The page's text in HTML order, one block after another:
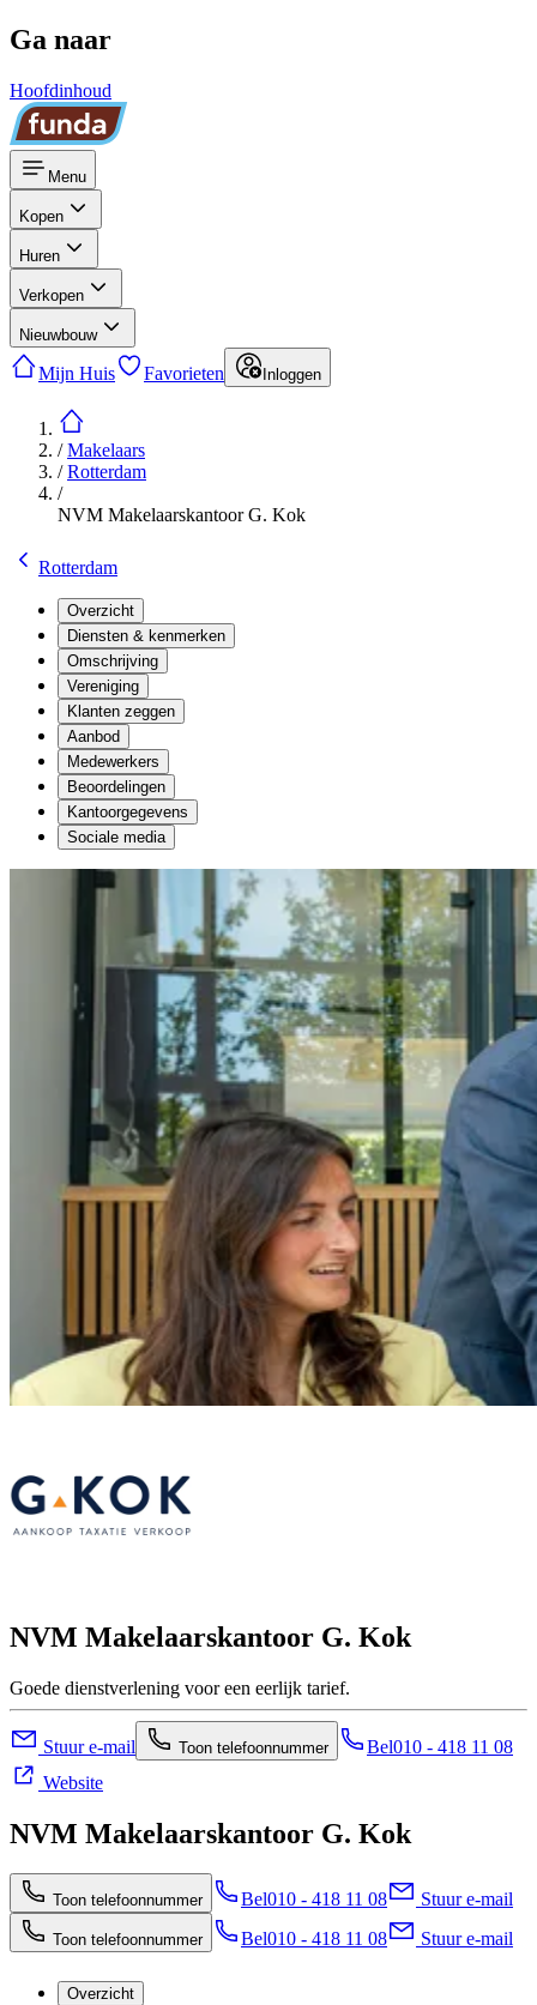
Ga naar
Hoofdinhoud
Menu
Kopen
Huren
Verkopen
Nieuwbouw
Mijn Huis Favorieten Inloggen
/Makelaars
/Rotterdam
/
NVM Makelaarskantoor G. Kok
Rotterdam
Overzicht
Diensten & kenmerken
Omschrijving
Vereniging
Klanten zeggen
Aanbod
Medewerkers
Beoordelingen
Kantoorgegevens
Sociale media
NVM Makelaarskantoor G. Kok
Goede dienstverlening voor een eerlijk tarief.
Stuur e-mail Toon telefoonnummer Bel010 - 418 11 08
Website
NVM Makelaarskantoor G. Kok
Toon telefoonnummer Bel010 - 418 11 08 Stuur e-mail
Toon telefoonnummer Bel010 - 418 11 08 Stuur e-mail
Overzicht